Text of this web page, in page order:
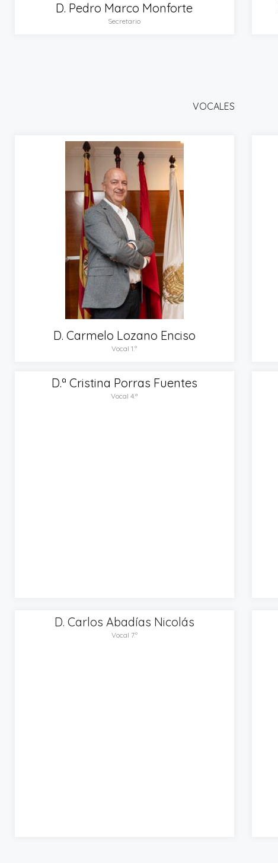
D. Pedro Marco Monforte
Secretario
VOCALES
D. Carmelo Lozano Enciso
Vocal 1.º
D.ª Cristina Porras Fuentes
Vocal 4.ª
D. Carlos Abadías Nicolás
Vocal 7.º